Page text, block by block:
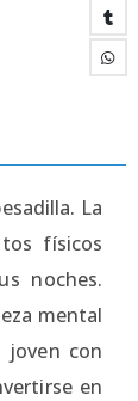
La
físicos
noches.
mental
joven con
en